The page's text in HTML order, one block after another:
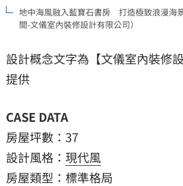
地中海風融入藍寶石書房 打造極致浪漫海
間-文儀室內裝修設計有限公司）
設計概念文字為【文儀室內裝修
提供
CASE DATA
房屋坪數：37
設計風格： 現代風
房屋類型：標準格局